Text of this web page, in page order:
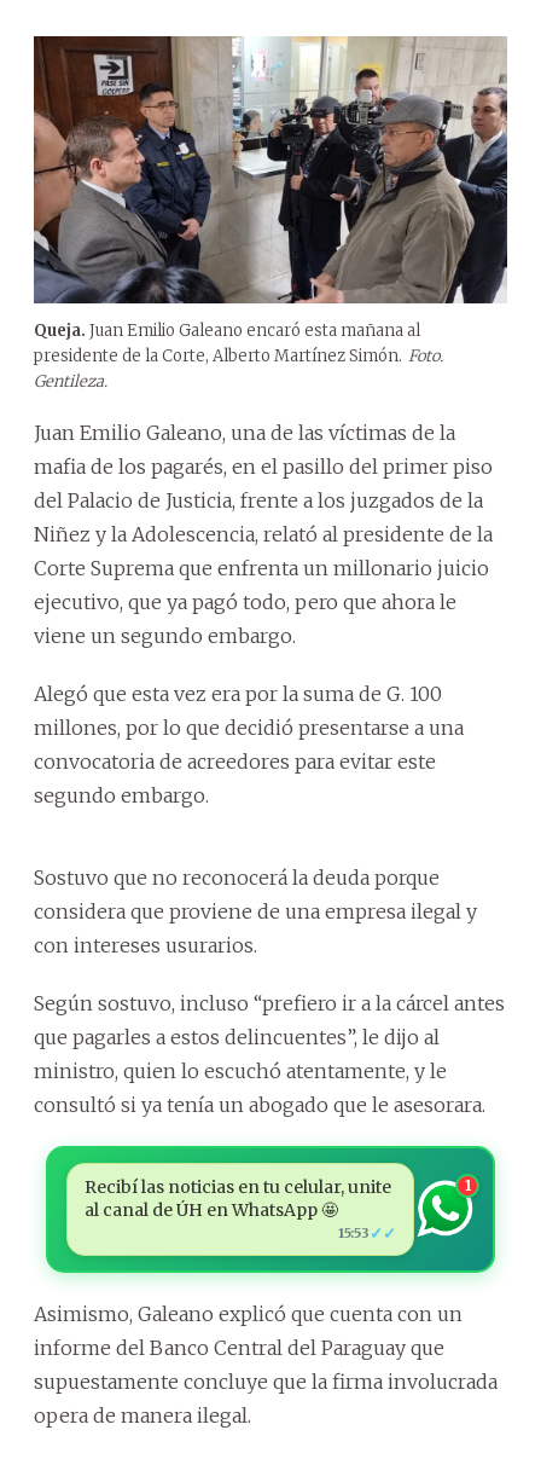
Queja. Juan Emilio Galeano encaró esta mañana al
presidente de la Corte, Alberto Martínez Simón. Foto.
Gentileza.
Juan Emilio Galeano, una de las víctimas de la
mafia de los pagarés, en el pasillo del primer piso
del Palacio de Justicia, frente a los juzgados de la
Niñez y la Adolescencia, relató al presidente de la
Corte Suprema que enfrenta un millonario juicio
ejecutivo, que ya pagó todo, pero que ahora le
viene un segundo embargo.
Alegó que esta vez era por la suma de G. 100
millones, por lo que decidió presentarse a una
convocatoria de acreedores para evitar este
segundo embargo.
Sostuvo que no reconocerá la deuda porque
considera que proviene de una empresa ilegal y
con intereses usurarios.
Según sostuvo, incluso “prefiero ir a la cárcel antes
que pagarles a estos delincuentes”, le dijo al
ministro, quien lo escuchó atentamente, y le
consultó si ya tenía un abogado que le asesorara.
Recibí las noticias en tu celular, unite
al canal de ÚH en WhatsApp 🤩
15:53 ✓✓
1
Asimismo, Galeano explicó que cuenta con un
informe del Banco Central del Paraguay que
supuestamente concluye que la firma involucrada
opera de manera ilegal.